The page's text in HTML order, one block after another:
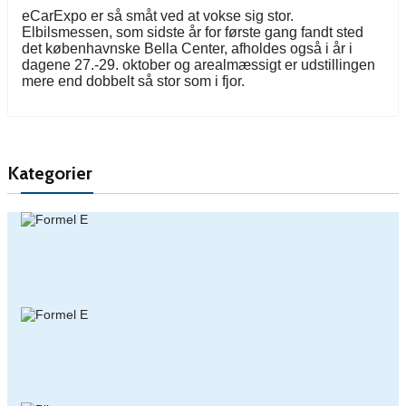
eCarExpo er så småt ved at vokse sig stor.
Elbilsmessen, som sidste år for første gang fandt sted
det københavnske Bella Center, afholdes også i år i
dagene 27.-29. oktober og arealmæssigt er udstillingen
mere end dobbelt så stor som i fjor.
Kategorier